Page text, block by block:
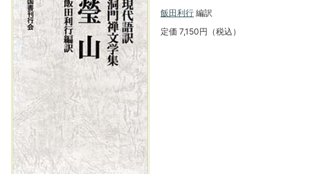
飯田利行 編訳
定価 7,150円（税込）